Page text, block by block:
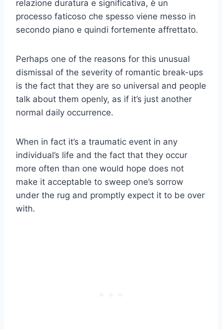
relazione duratura e significativa, è un
processo faticoso che spesso viene messo in
secondo piano e quindi fortemente affrettato.
Perhaps one of the reasons for this unusual
dismissal of the severity of romantic break-ups
is the fact that they are so universal and people
talk about them openly, as if it’s just another
normal daily occurrence.
When in fact it’s a traumatic event in any
individual’s life and the fact that they occur
more often than one would hope does not
make it acceptable to sweep one’s sorrow
under the rug and promptly expect it to be over
with.